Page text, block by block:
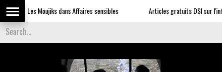
Les Moujiks dans Affaires sensibles Articles gratuits DSI sur